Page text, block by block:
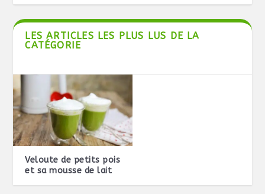
LES ARTICLES LES PLUS LUS DE LA
CATÉGORIE
Veloute de petits pois
et sa mousse de lait